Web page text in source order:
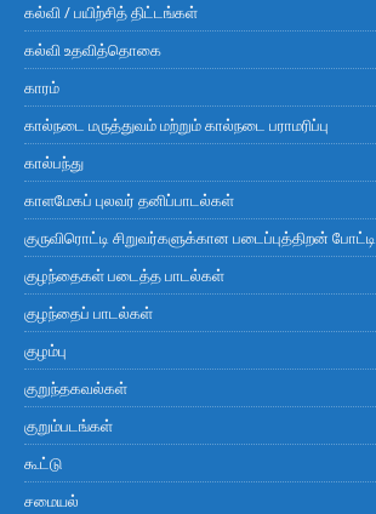
கல்வி / பயிற்சித் திட்டங்கள்
கல்வி உதவித்தொகை
காரம்
கால்நடை மருத்துவம் மற்றும் கால்நடை பராமரிப்பு
கால்பந்து
காளமேகப் புலவர் தனிப்பாடல்கள்
குருவிரொட்டி சிறுவர்களுக்கான படைப்புத்திறன் போட்டி
குழந்தைகள் படைத்த பாடல்கள்
குழந்தைப் பாடல்கள்
குழம்பு
குறுந்தகவல்கள்
குறும்படங்கள்
கூட்டு
சமையல்